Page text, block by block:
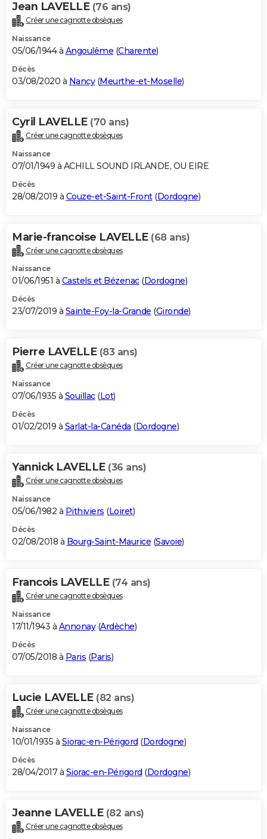
Jean LAVELLE (76 ans)
Créer une cagnotte obsèques
Naissance
05/06/1944 à Angoulême (Charente)
Décès
03/08/2020 à Nancy(Meurthe-et-Moselle)
Cyril LAVELLE (70 ans)
Créer une cagnotte obsèques
Naissance
07/01/1949 à ACHILL SOUND IRLANDE, OU EIRE
Décès
28/08/2019 à Couze-et-Saint-Front(Dordogne)
Marie-francoise LAVELLE (68 ans)
Créer une cagnotte obsèques
Naissance
01/06/1951 à Castels et Bézenac(Dordogne)
Décès
23/07/2019 à Sainte-Foy-la-Grande (Gironde)
Pierre LAVELLE (83 ans)
Créer une cagnotte obsèques
Naissance
07/06/1935 à Souillac(Lot)
Décès
01/02/2019 à Sarlat-la-Canéda (Dordogne)
Yannick LAVELLE (36 ans)
Créer une cagnotte obsèques
Naissance
05/06/1982 à Pithiviers (Loiret)
Décès
02/08/2018 à Bourg-Saint-Maurice (Savoie)
Francois LAVELLE (74 ans)
Créer une cagnotte obsèques
Naissance
17/11/1943 à Annonay(Ardèche)
Décès
07/05/2018 à Paris (Paris)
Lucie LAVELLE (82 ans)
Créer une cagnotte obsèques
Naissance
10/01/1935 à Siorac-en-Périgord (Dordogne)
Décès
28/04/2017 à Siorac-en-Périgord (Dordogne)
Jeanne LAVELLE (82 ans)
Créer une cagnotte obsèques